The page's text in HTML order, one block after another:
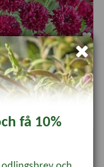
'Red Ball'
20 kr 25 kr
få 10%